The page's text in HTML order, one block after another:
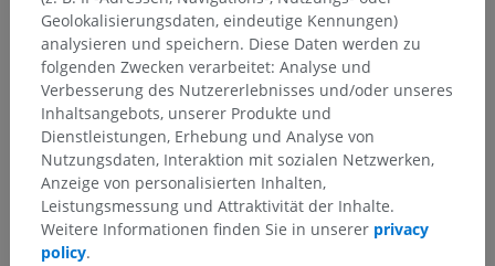
Anatomische Hierarchie
Geolokalisierungsdaten, eindeutige Kennungen)
analysieren und speichern. Diese Daten werden zu
folgenden Zwecken verarbeitet: Analyse und
Verbesserung des Nutzererlebnisses und/oder unseres
Inhaltsangebots, unserer Produkte und
Dienstleistungen, Erhebung und Analyse von
Nutzungsdaten, Interaktion mit sozialen Netzwerken,
Anzeige von personalisierten Inhalten,
Leistungsmessung und Attraktivität der Inhalte.
Weitere Informationen finden Sie in unserer privacy
policy.